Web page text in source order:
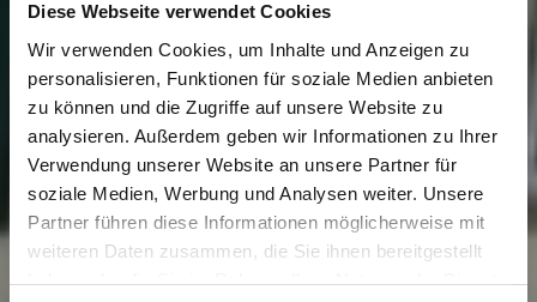
Diese Webseite verwendet Cookies
Wir verwenden Cookies, um Inhalte und Anzeigen zu
personalisieren, Funktionen für soziale Medien anbieten
zu können und die Zugriffe auf unsere Website zu
analysieren. Außerdem geben wir Informationen zu Ihrer
Verwendung unserer Website an unsere Partner für
soziale Medien, Werbung und Analysen weiter. Unsere
Partner führen diese Informationen möglicherweise mit
weiteren Daten zusammen, die Sie ihnen bereitgestellt
haben oder die Sie im Rahmen Ihrer Nutzung der Dienste